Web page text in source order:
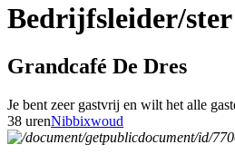
Bedrijfsleider/
Grandcafé De Dres
Je bent zeer gastvrij en wilt het alle
38 urenNibbixwoud